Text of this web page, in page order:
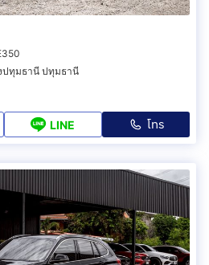
ปทุมธานี ปทุมธานี
LINE โทร